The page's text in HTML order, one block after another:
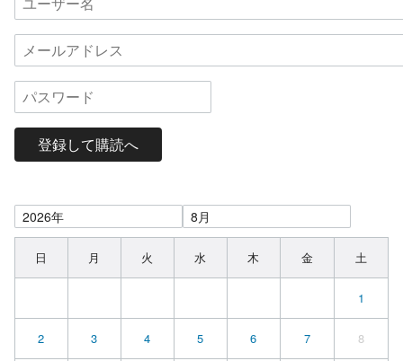
登録して購読へ
日 月 火 水 木 金 土
1
2 3 4 5 6 7 8